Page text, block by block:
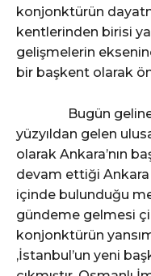
konjonktürün
kentlerinden birisi
gelişmelerin
bir başkent olarak
Bugün gelinen
yüzyıldan gelen
olarak Ankara’nın
devam ettiği Ankara
içinde bulunduğu
gündeme gelmesi
konjonktürün
,İstanbul’un yeni